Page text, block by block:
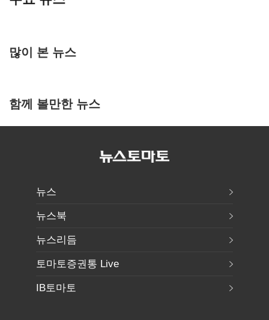
많이 본 뉴스
함께 볼만한 뉴스
뉴스
뉴스북
뉴스리듬
토마토증권통 Live
IB토마토